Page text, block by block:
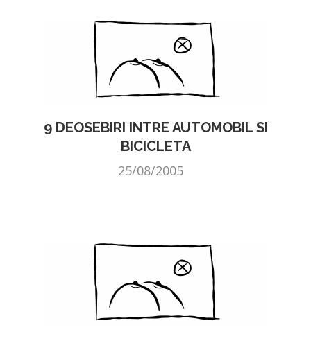
9 DEOSEBIRI INTRE AUTOMOBIL SI
BICICLETA
25/08/2005